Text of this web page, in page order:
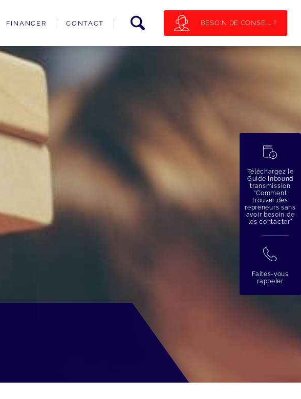
FINANCER CONTACT BESOIN DE CONSEIL ?
蠟
Téléchargez le
Guide Inbound
transmission
"Comment
trouver des
repreneurs sans
avoir besoin de
les contacter"
拉
Faites-vous
rappeler